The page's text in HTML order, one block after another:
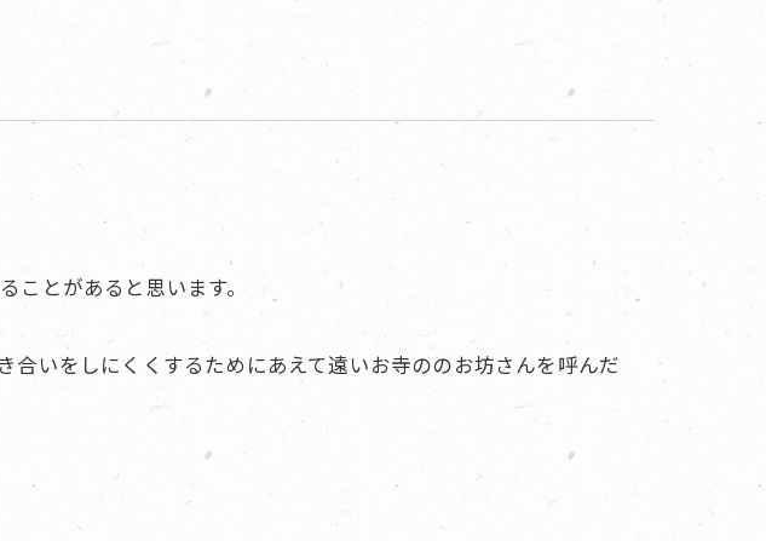
とがあると思います。
いをしにくくするためにあえて遠いお寺ののお坊さんを呼んだ